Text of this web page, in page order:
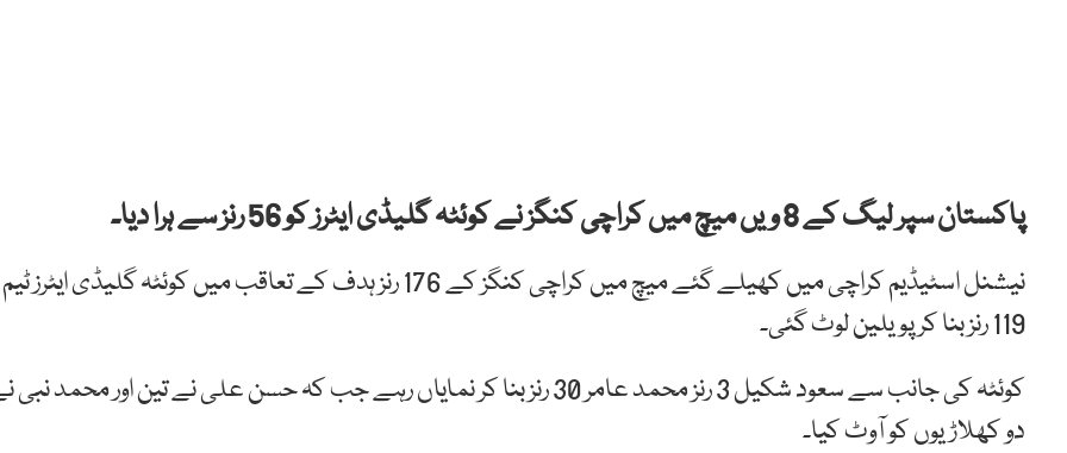
پاکستان سپر لیگ کے 8 ویں میچ میں کراچی کنگز نے کوئٹہ گلیڈی ایٹرز کو 56 رنز سے ہرا دیا۔
نیشنل اسٹیڈیم کراچی میں کھیلے گئے میچ میں کراچی کنگز کے 176 رنز ہدف کے تعاقب میں کوئٹہ گلیڈی ایٹرز ٹیم
119 رنز بنا کر پویلین لوٹ گئی۔
کوئٹہ کی جانب سے سعود شکیل 3 رنز محمد عامر 30 رنز بنا کر نمایاں رہے جب کہ حسن علی نے تین اور محمد
دو کھلاڑیوں کو آوٹ کیا۔